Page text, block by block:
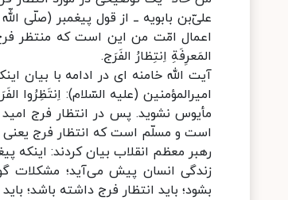
علیّ‌بن بابویه ــ از قول پیغمبر (صلّی
اعمال امّت من این است که منتظر فرج
المَعرِفَةِ اِنتِظارُ الفَرَج.
آیت الله خامنه ای در ادامه با بیان
امیرالمؤمنین (علیه السّلام): اِنتَظِرُوا
مأیوس نشوید. پس در انتظار فرج
است و مسلّم است که انتظار فرج
رهبر معظم انقلاب بیان کردند: اینکه
زندگی انسان پیش می‌آید؛ مشکلات
بشود؛ باید انتظار فرج داشته باشد؛